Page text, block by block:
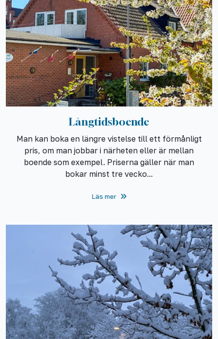
Långtidsboende
Man kan boka en längre vistelse till ett förmånligt
pris, om man jobbar i närheten eller är mellan
boende som exempel. Priserna gäller när man
bokar minst tre vecko...
Läs mer